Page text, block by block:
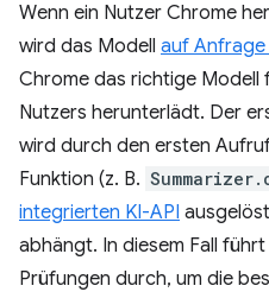
Wenn ein Nutzer Chrome
wird das Modell auf
Chrome das richtige Modell
Nutzers herunterlädt. Der
wird durch den ersten
Funktion (z. B.
integrierten KI-API
abhängt. In diesem Fall
Prüfungen durch, um die